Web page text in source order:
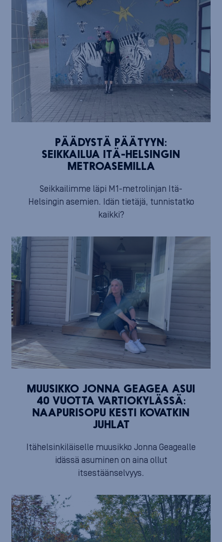
PÄÄDYSTÄ PÄÄTYYN:
SEIKKAILUA ITÄ-HELSINGIN
METROASEMILLA
Seikkailimme läpi M1-metrolinjan Itä-
Helsingin asemien. Idän tietäjä, tunnistatko
kaikki?
MUUSIKKO JONNA GEAGEA ASUI
40 VUOTTA VARTIOKYLÄSSÄ:
NAAPURISOPU KESTI KOVATKIN
JUHLAT
Itähelsinkiläiselle muusikko Jonna Geagealle
idässä asuminen on aina ollut
itsestäänselvyys.